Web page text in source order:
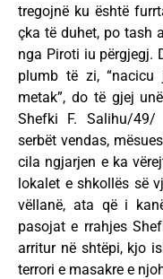
tregojnë ku është
çka të duhet, po tash
nga Piroti iu përgjegj.
plumb të zi,
metak”, do të gjej
Shefki F. Salihu/49/
serbët vendas,
cila ngjarjen e ka
lokalet e shkollës së
vëllanë, ata që i
pasojat e rrahjes
arritur në shtëpi, kjo
terrori e masakre e